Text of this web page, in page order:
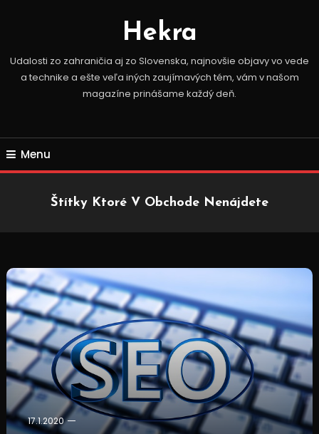
Hekra
Udalosti zo zahraničia aj zo Slovenska, najnovšie objavy vo vede
a technike a ešte veľa iných zaujímavých tém, vám v našom
magazíne prinášame každý deň.
Menu
Štítky Ktoré V Obchode Nenájdete
17.1.2020